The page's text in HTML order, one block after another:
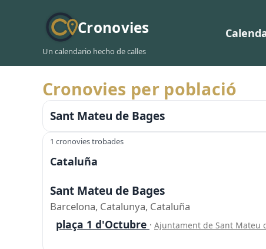
Cronovies
Un calendario hecho de calles
Cronovies per població
Sant Mateu de Bages
1 cronovies trobades
Cataluña
Sant Mateu de Bages
Barcelona, Catalunya, Cataluña
plaça 1 d'Octubre · Ajuntament de Sant Mateu